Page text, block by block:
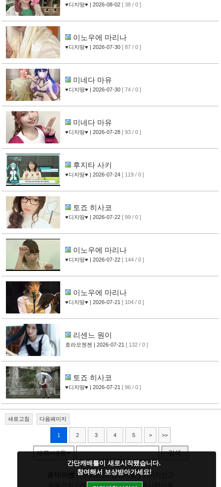
♥디지땅♥ | 2026-08-02 [ 38 / 0 ]
이노우에 마리나
♥디지땅♥ | 2026-07-30 [ 87 / 0 ]
미네다 마유
♥디지땅♥ | 2026-07-30 [ 74 / 0 ]
미네다 마유
♥디지땅♥ | 2026-07-28 [ 93 / 0 ]
후지타 사키
♥디지땅♥ | 2026-07-24 [ 119 / 0 ]
토죠 히사코
♥디지땅♥ | 2026-07-22 [ 99 / 0 ]
이노우에 마리나
♥디지땅♥ | 2026-07-22 [ 144 / 0 ]
이노우에 마리나
♥디지땅♥ | 2026-07-21 [ 104 / 0 ]
리센느 원이
호라모젠젠 | 2026-07-21 [ 132 / 0 ]
토죠 히사코
♥디지땅♥ | 2026-07-21 [ 96 / 0 ]
새로고침 다음페이지
1 2 3 4 5 > >>
제목+내용 검색
|다크모드|건의사항|이미지신고
캐릭건의|기타디비|
간단캐배틀이 새로시작됐습니다.
참여해서 보상받아가세요!